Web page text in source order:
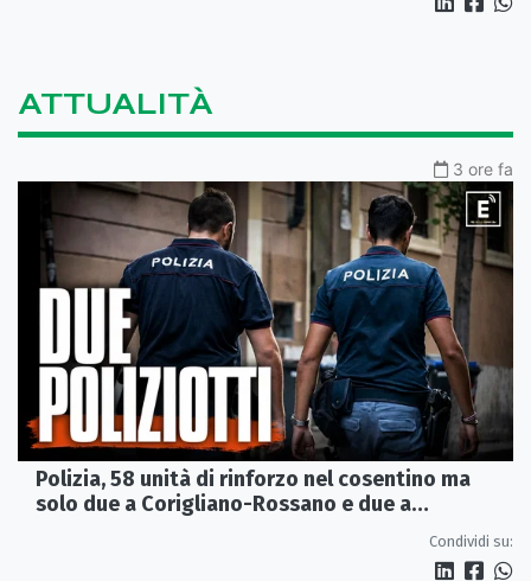
ATTUALITÀ
3 ore fa
Polizia, 58 unità di rinforzo nel cosentino ma
solo due a Corigliano-Rossano e due a
Condividi su: